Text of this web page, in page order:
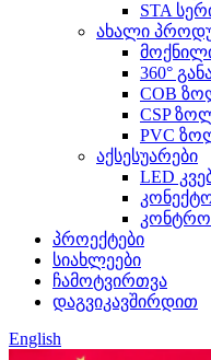
STA
ახალი
360°
COB
CSP
PVC
აქსესუარები
LED
პროექტები
სიახლეები
ჩამოტვირთვა
დაგვიკავშირდით
English